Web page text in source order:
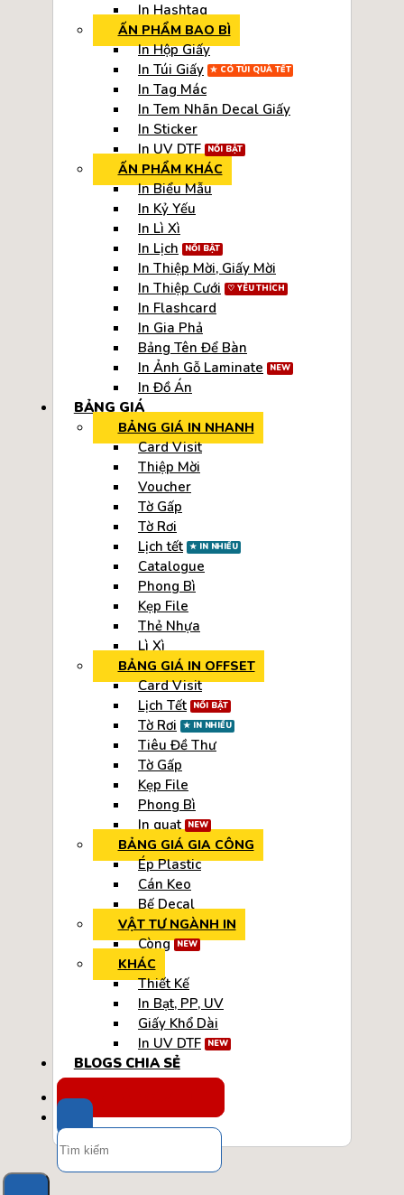
In Hashtag
ẤN PHẨM BAO BÌ
In Hộp Giấy
In Túi Giấy
In Tag Mác
In Tem Nhãn Decal Giấy
In Sticker
In UV DTF
ẤN PHẨM KHÁC
In Biểu Mẫu
In Kỷ Yếu
In Lì Xì
In Lịch
In Thiệp Mời, Giấy Mời
In Thiệp Cưới
In Flashcard
In Gia Phả
Bảng Tên Để Bàn
In Ảnh Gỗ Laminate
In Đồ Án
BẢNG GIÁ
BẢNG GIÁ IN NHANH
Card Visit
Thiệp Mời
Voucher
Tờ Gấp
Tờ Rơi
Lịch tết
Catalogue
Phong Bì
Kẹp File
Thẻ Nhựa
Lì Xì
BẢNG GIÁ IN OFFSET
Card Visit
Lịch Tết
Tờ Rơi
Tiêu Đề Thư
Tờ Gấp
Kẹp File
Phong Bì
In quạt
BẢNG GIÁ GIA CÔNG
Ép Plastic
Cán Keo
Bế Decal
VẬT TƯ NGÀNH IN
Còng
KHÁC
Thiết Kế
In Bạt, PP, UV
Giấy Khổ Dài
In UV DTF
BLOGS CHIA SẺ
TÚI / HỘP QUÀ TẾT
Tìm
kiếm: